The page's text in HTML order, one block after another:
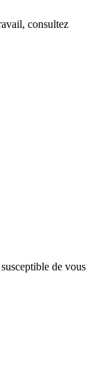
, consultez
de vous